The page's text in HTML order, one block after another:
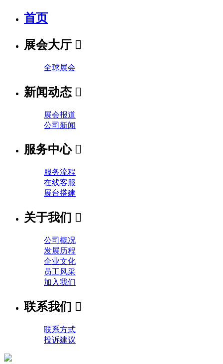
首页
展会大厅 
全球展会
新闻动态 
展会报道
公司新闻
服务中心 
服务流程
在线客服
展台搭建
关于我们 
公司概况
发展历程
企业文化
员工风采
加入我们
联系我们 
联系方式
投诉建议